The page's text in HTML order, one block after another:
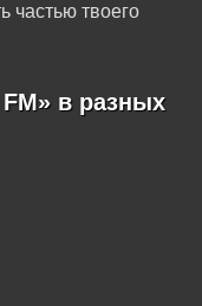
частью твоего
в разных